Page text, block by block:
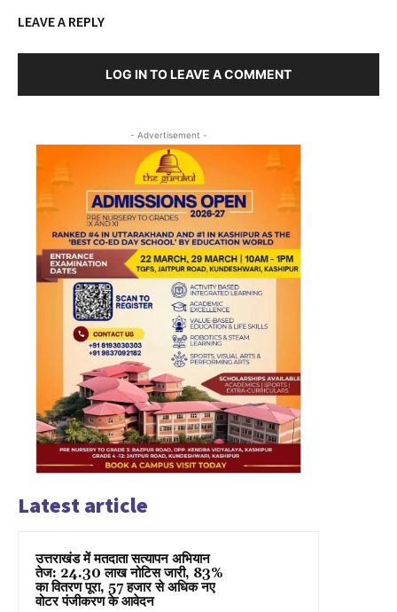
LEAVE A REPLY
LOG IN TO LEAVE A COMMENT
- Advertisement -
Latest article
उत्तराखंड में मतदाता सत्यापन अभियान
तेज: 24.30 लाख नोटिस जारी, 83%
का वितरण पूरा, 57 हजार से अधिक नए
वोटर पंजीकरण के आवेदन